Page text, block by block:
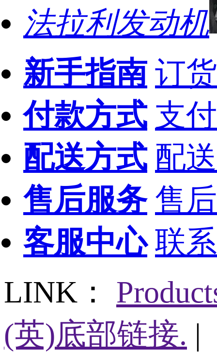
法拉利发动机
新手指南 订
付款方式 支
配送方式 配
售后服务 售
客服中心 联
LINK：
(英)底部链接. |